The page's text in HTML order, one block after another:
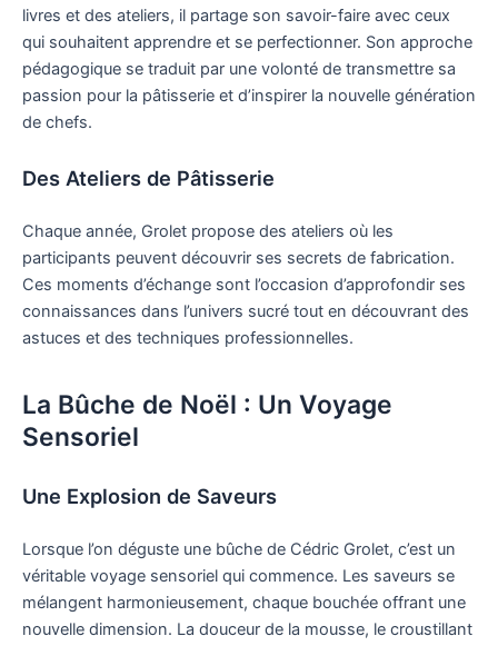
livres et des ateliers, il partage son savoir-faire avec ceux
qui souhaitent apprendre et se perfectionner. Son approche
pédagogique se traduit par une volonté de transmettre sa
passion pour la pâtisserie et d’inspirer la nouvelle génération
de chefs.
Des Ateliers de Pâtisserie
Chaque année, Grolet propose des ateliers où les
participants peuvent découvrir ses secrets de fabrication.
Ces moments d’échange sont l’occasion d’approfondir ses
connaissances dans l’univers sucré tout en découvrant des
astuces et des techniques professionnelles.
La Bûche de Noël : Un Voyage
Sensoriel
Une Explosion de Saveurs
Lorsque l’on déguste une bûche de Cédric Grolet, c’est un
véritable voyage sensoriel qui commence. Les saveurs se
mélangent harmonieusement, chaque bouchée offrant une
nouvelle dimension. La douceur de la mousse, le croustillant